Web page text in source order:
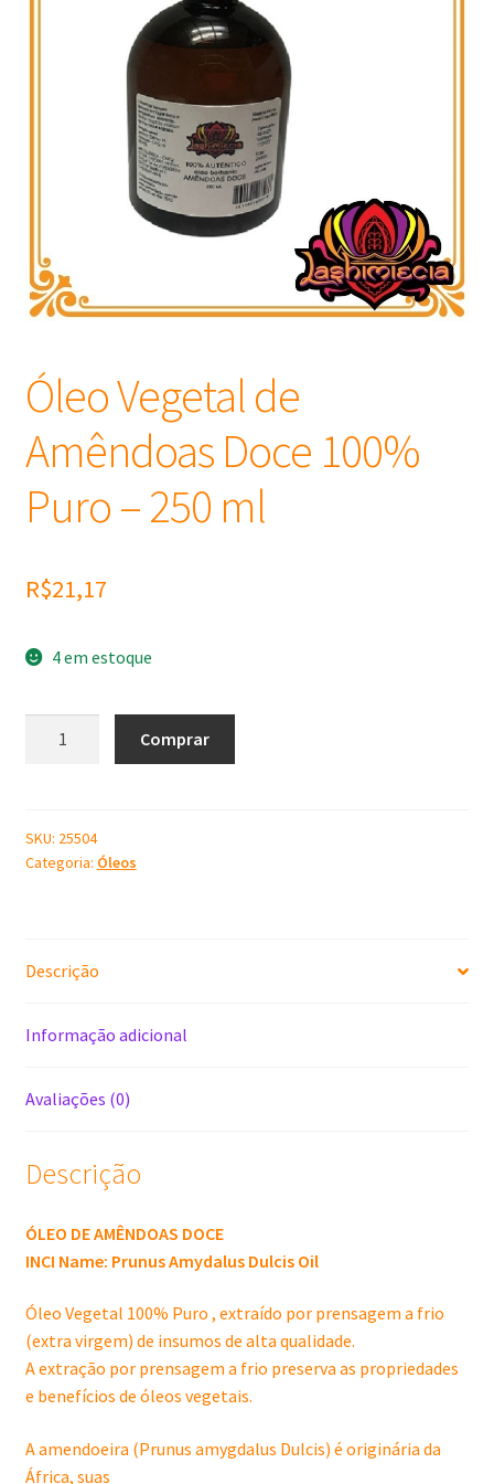
Corante, Pigmento e Óxido
Manteiga
Insumos para Vela
Óleo Vegetal de
Amêndoas Doce 100%
Puro – 250 ml
R$21,17
4 em estoque
Doce
100%
ml
Comprar
SKU: 25504
Categoria: Óleos
Descrição
Informação adicional
Avaliações (0)
Descrição
ÓLEO DE AMÊNDOAS DOCE
INCI Name: Prunus Amydalus Dulcis Oil
Óleo Vegetal 100% Puro , extraído por prensagem a frio
(extra virgem) de insumos de alta qualidade.
A extração por prensagem a frio preserva as propriedades
e benefícios de óleos vegetais.
A amendoeira (Prunus amygdalus Dulcis) é originária da
África, suas